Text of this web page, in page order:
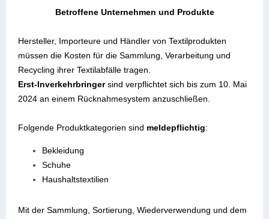
Betroffene Unternehmen und Produkte
Hersteller, Importeure und Händler von Textilprodukten
müssen die Kosten für die Sammlung, Verarbeitung und
Recycling ihrer Textilabfälle tragen.
Erst-Inverkehrbringersind verpflichtet sich bis zum 10. Mai
2024 an einem Rücknahmesystem anzuschließen.
Folgende Produktkategorien sind meldepflichtig:
Bekleidung
Schuhe
Haushaltstextilien
Mit der Sammlung, Sortierung, Wiederverwendung und dem